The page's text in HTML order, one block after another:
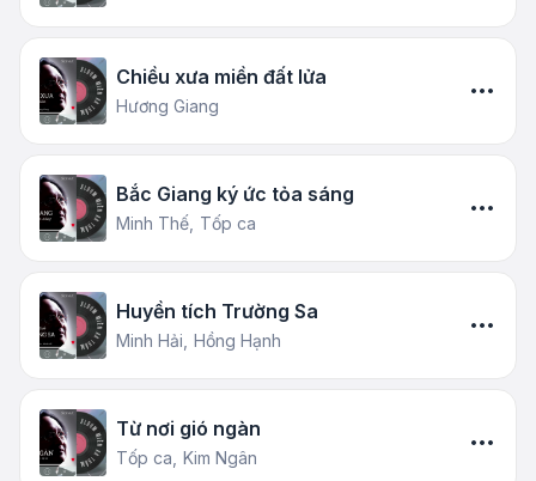
Chiều xưa miền đất lửa
Hương Giang
Bắc Giang ký ức tỏa sáng
Minh Thế, Tốp ca
Huyền tích Trường Sa
Minh Hải, Hồng Hạnh
Từ nơi gió ngàn
Tốp ca, Kim Ngân